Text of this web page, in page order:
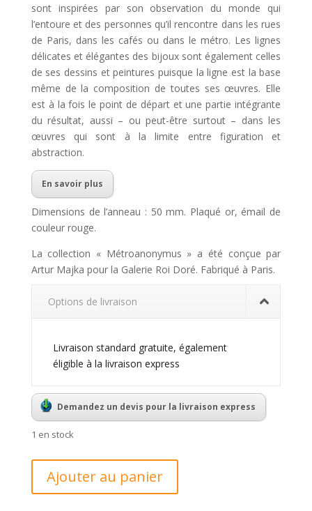
sont inspirées par son observation du monde qui
l’entoure et des personnes qu’il rencontre dans les rues
de Paris, dans les cafés ou dans le métro. Les lignes
délicates et élégantes des bijoux sont également celles
de ses dessins et peintures puisque la ligne est la base
même de la composition de toutes ses œuvres. Elle
est à la fois le point de départ et une partie intégrante
du résultat, aussi – ou peut-être surtout – dans les
œuvres qui sont à la limite entre figuration et
abstraction.
En savoir plus
Dimensions de l’anneau : 50 mm. Plaqué or, émail de
couleur rouge.
La collection « Métroanonymus » a été conçue par
Artur Majka pour la Galerie Roi Doré. Fabriqué à Paris.
Options de livraison
Livraison standard gratuite, également
éligible à la livraison express
Demandez un devis pour la livraison express
1 en stock
Ajouter au panier